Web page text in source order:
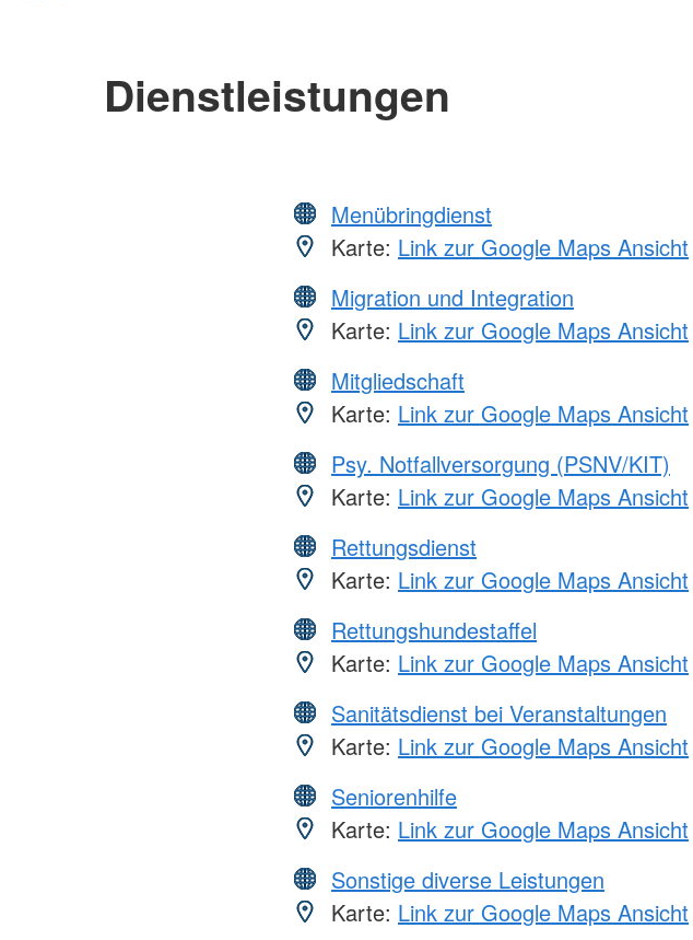
Dienstleistungen
Menübringdienst
Karte: Link zur Google Maps Ansicht
Migration und Integration
Karte: Link zur Google Maps Ansicht
Mitgliedschaft
Karte: Link zur Google Maps Ansicht
Psy. Notfallversorgung (PSNV/KIT)
Karte: Link zur Google Maps Ansicht
Rettungsdienst
Karte: Link zur Google Maps Ansicht
Rettungshundestaffel
Karte: Link zur Google Maps Ansicht
Sanitätsdienst bei Veranstaltungen
Karte: Link zur Google Maps Ansicht
Seniorenhilfe
Karte: Link zur Google Maps Ansicht
Sonstige diverse Leistungen
Karte: Link zur Google Maps Ansicht